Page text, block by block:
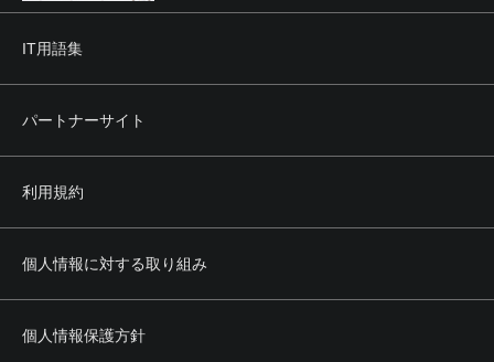
IT用語集
パートナーサイト
利用規約
個人情報に対する取り組み
個人情報保護方針